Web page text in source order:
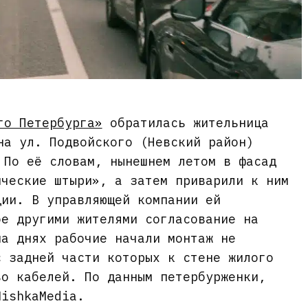
Петербурга» обратилась жительница
ул. Подвойского (Невский район)
её словам, нынешнем летом в фасад
штыри», а затем приварили к ним
В управляющей компании ей
другими жителями согласование на
днях рабочие начали монтаж не
части которых к стене жилого
кабелей. По данным петербурженки,